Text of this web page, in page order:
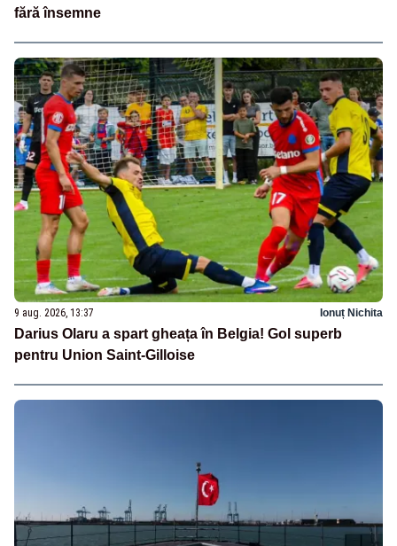
fără însemne
9 aug. 2026, 13:37 Ionuț Nichita
Darius Olaru a spart gheața în Belgia! Gol superb
pentru Union Saint-Gilloise